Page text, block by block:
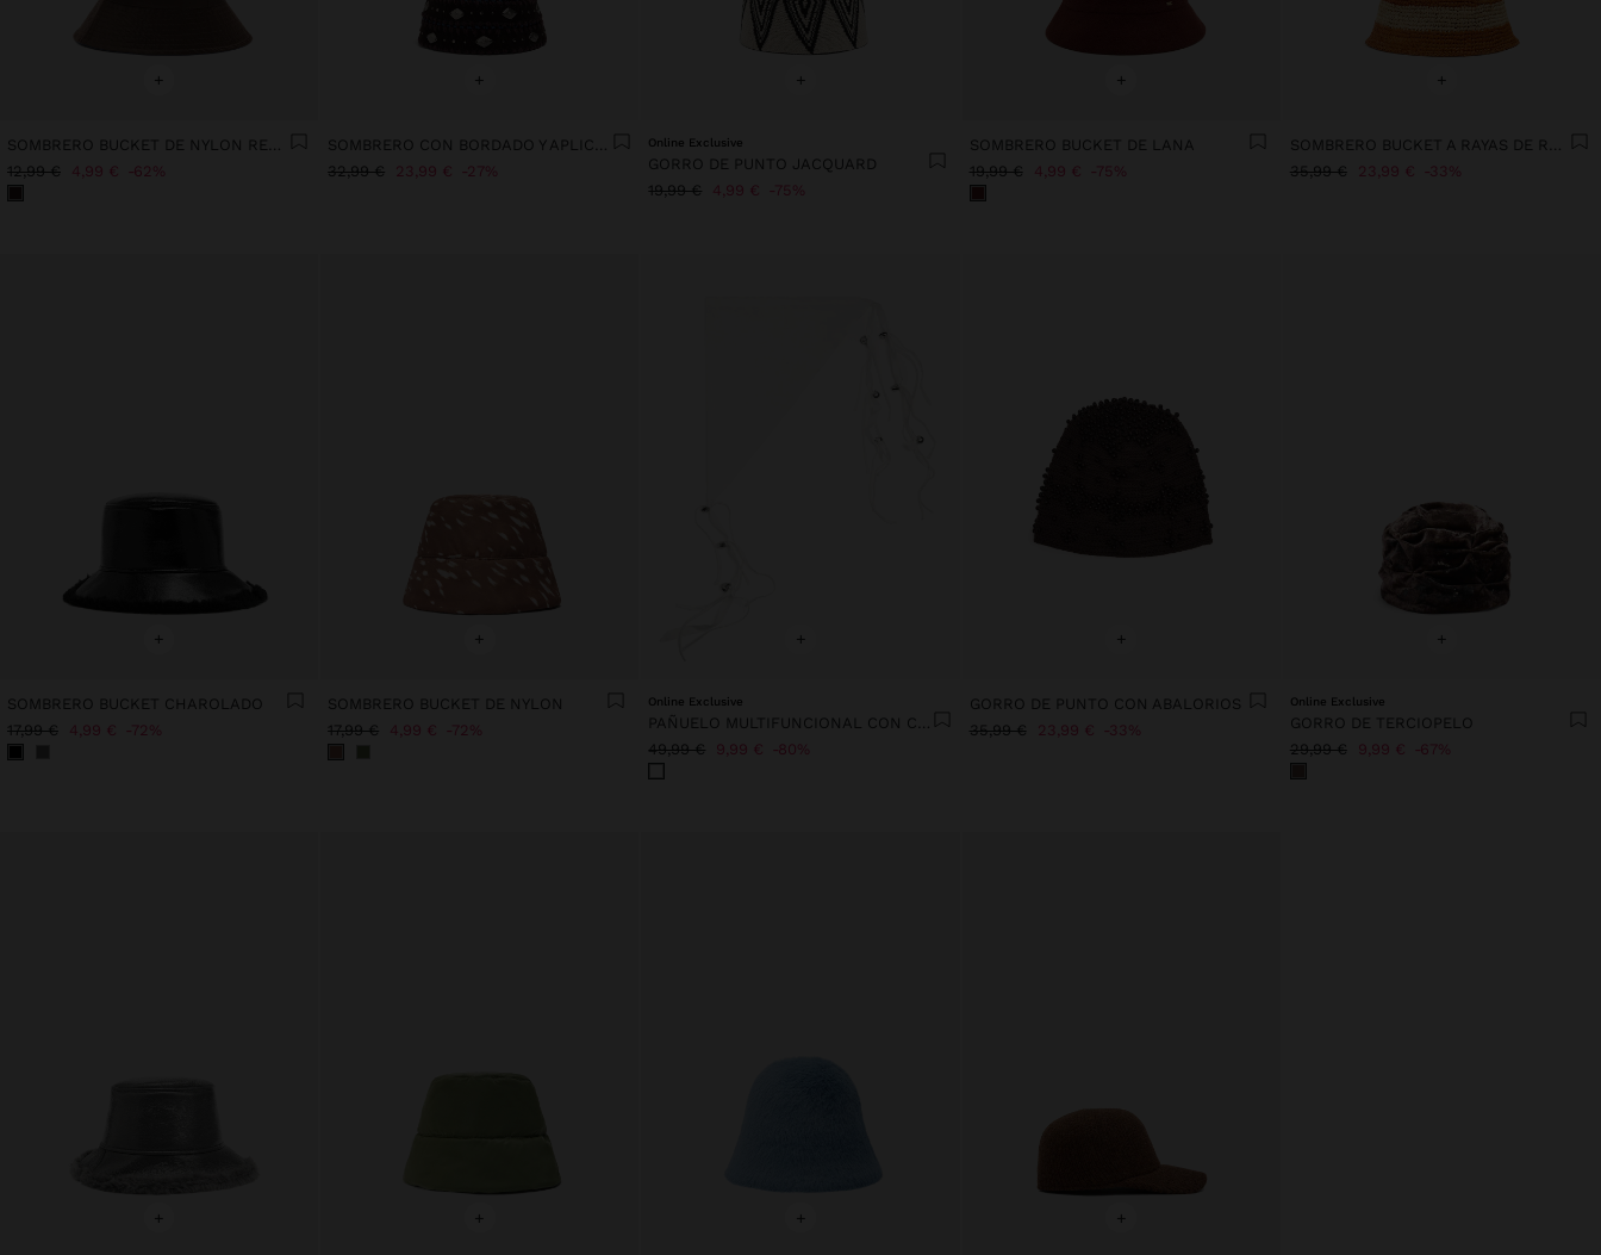
+
SOMBRERO BUCKET DE NYLON REVERSIBLE
12,99 € 4,99 € 62%
+
SOMBRERO CON BORDADO Y APLICACIONES METÁLICAS
32,99 € 23,99 € 27%
+
Online Exclusive
GORRO DE PUNTO JACQUARD
19,99 € 4,99 € 75%
+
SOMBRERO BUCKET DE LANA
19,99 € 4,99 € 75%
+
SOMBRERO BUCKET A RAYAS DE RAFIA
35,99 € 23,99 € 33%
+
SOMBRERO BUCKET CHAROLADO
17,99 € 4,99 € 72%
+
SOMBRERO BUCKET DE NYLON
17,99 € 4,99 € 72%
+
Online Exclusive
PAÑUELO MULTIFUNCIONAL CON CASCABELES
49,99 € 9,99 € 80%
+
GORRO DE PUNTO CON ABALORIOS
35,99 € 23,99 € 33%
+
Online Exclusive
GORRO DE TERCIOPELO
29,99 € 9,99 € 67%
+ + + +